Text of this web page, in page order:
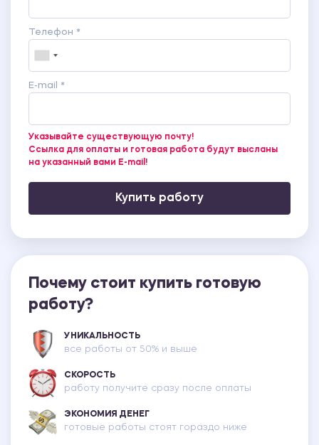
Телефон *
E-mail *
Указывайте существующую почту!
Ссылка для оплаты и готовая работа будут высланы
на указанный вами E-mail!
Купить работу
Почему стоит купить готовую
работу?
УНИКАЛЬНОСТЬ
все работы от 50% и выше
СКОРОСТЬ
работу получите сразу после оплаты
ЭКОНОМИЯ ДЕНЕГ
готовые работы стоят гораздо ниже